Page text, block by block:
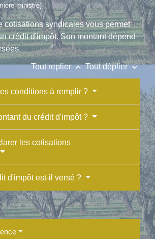
ministre)
cotisations syndicales vous permet
crédit d'impôt. Son montant dépend
Tout replierkeyboard_arrow_up Tout déplierkeyboard_arrow_down
conditions à remplir ?
du crédit d'impôt ?
les cotisations
d'impôt est-il versé ?